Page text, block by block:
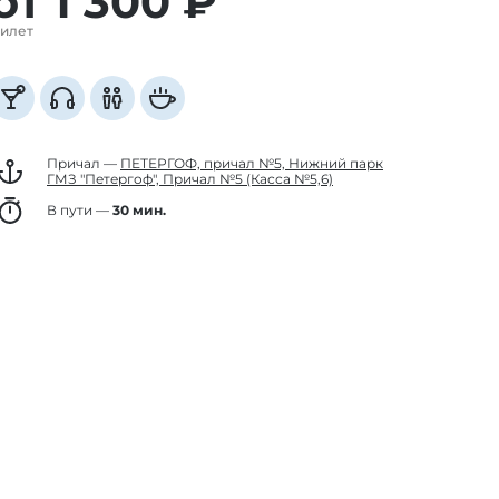
Причал — ПЕТЕРГОФ, причал №5, Нижний парк
ГМЗ "Петергоф", Причал №5 (Касса №5,6)
В пути — 30 мин.